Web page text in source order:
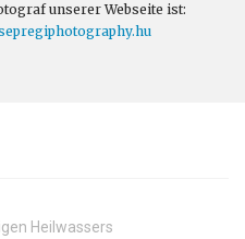
unserer Webseite ist:
Heilwassers